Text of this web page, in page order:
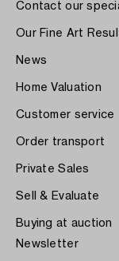
Contact our
Our Fine Art
News
Home Valuation
Customer service
Order transport
Private Sales
Sell & Evaluate
Buying at auction
Newsletter